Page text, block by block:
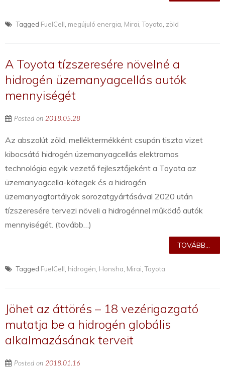
Tagged FuelCell megújuló energia Mirai ,Toyota zöld
A Toyota tízszeresére növelné a
hidrogén üzemanyagcellás autók
mennyiségét
Posted on 2018.05.28
Az abszolút zöld, melléktermékként csupán tiszta vizet
kibocsátó hidrogén üzemanyagcellás elektromos
technológia egyik vezető fejlesztőjeként a Toyota az
üzemanyagcella-kötegek és a hidrogén
üzemanyagtartályok sorozatgyártásával 2020 után
tízszeresére tervezi növeli a hidrogénnel működő autók
mennyiségét. (tovább…)
TOVÁBB...
Tagged FuelCell hidrogén Honsha Mirai ,Toyota
Jöhet az áttörés – 18 vezérigazgató
mutatja be a hidrogén globális
alkalmazásának terveit
Posted on 2018.01.16